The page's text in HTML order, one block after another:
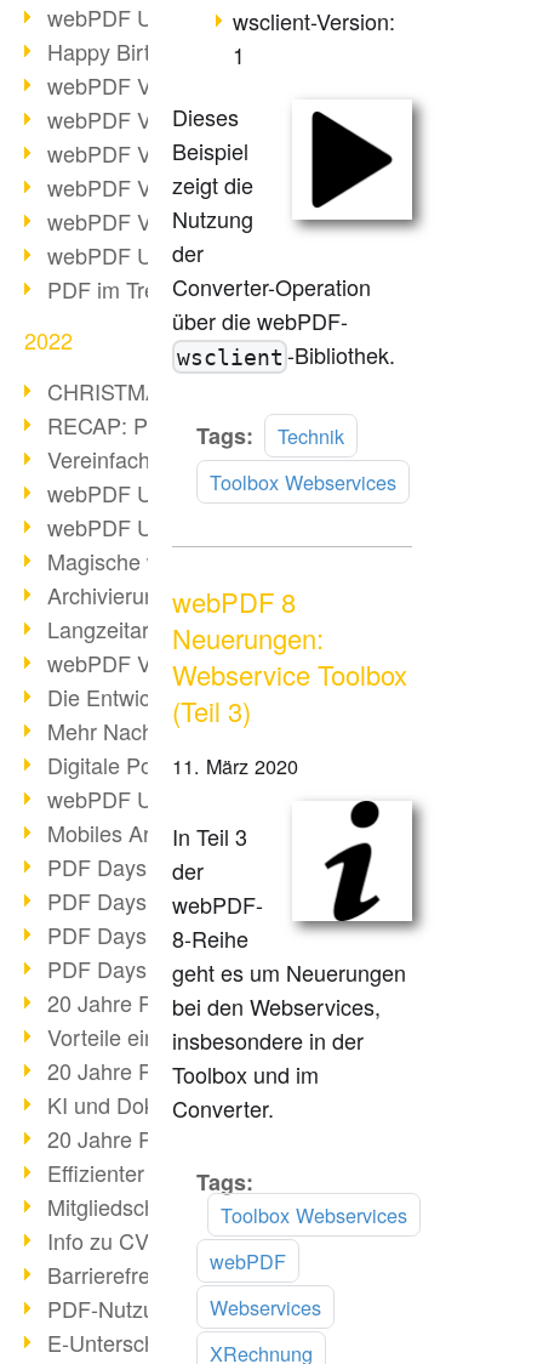
webPDF Update 9.0.0.2898
Happy Birthday, PDF!
webPDF Video-Session 4
webPDF Video-Session 3
webPDF Video-Session 2
webPDF Video-Session 1
webPDF Video-Session Termine
webPDF Update 9.0.0.2843
PDF im Trend
2022
CHRISTMAS 2022 loading
RECAP: PDF Days Europe 2022
Vereinfachung Personalprozesse
webPDF Update 8.0.0.2727
webPDF Update 9.0.0.2732
Magische webPDF Version 9
Archivierung: Aufbewahrungsfristen
Langzeitarchivierung mit PDF/A
webPDF Video - Behind the Scenes
Die Entwicklung von PDF/X
Mehr Nachhaltigkeit durch PDF
Digitale Post als PDF/A
webPDF Update 8.0.0.2531
Mobiles Arbeiten mit PDF
PDF Days 2022 Themenblock 3
PDF Days 2022 Themenblock 2
PDF Days 2022 Themenblock 1
PDF Days Europe 2022
20 Jahre PDF/X (Teil 3)
Vorteile einer PDF-Businesslösung
20 Jahre PDF/X (Teil 2)
KI und Dokumenten-Management
20 Jahre PDF/X (Teil 1)
Effizienter Dokumenten Workflow
Mitgliedschaft PDF Association
Info zu CVE-2022-22965
Barrierefreiheit mehr als Inklusion
PDF-Nutzung durch Pandemie
E-Unterschriften für Verwaltung
wsclient-Version:
1
Dieses
Beispiel
zeigt die
Nutzung
der
Converter-Operation
über die webPDF-
wsclient -Bibliothek.
Tags:
Technik
Toolbox Webservices
webPDF 8
Neuerungen:
Webservice Toolbox
(Teil 3)
11. März 2020
In Teil 3
der
webPDF-
8-Reihe
geht es um Neuerungen
bei den Webservices,
insbesondere in der
Toolbox und im
Converter.
Tags:
Toolbox Webservices
webPDF
Webservices
XRechnung